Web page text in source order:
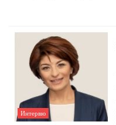
Интервю